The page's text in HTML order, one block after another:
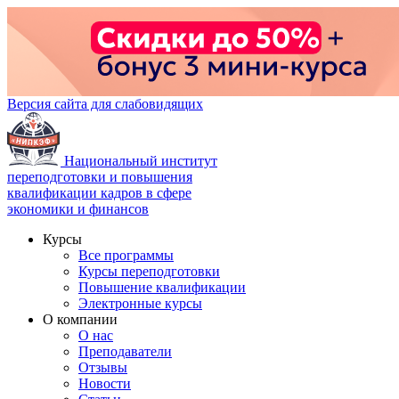
Версия сайта для слабовидящих
Национальный институт
переподготовки и повышения
квалификации кадров в сфере
экономики и финансов
Курсы
Все программы
Курсы переподготовки
Повышение квалификации
Электронные курсы
О компании
О нас
Преподаватели
Отзывы
Новости